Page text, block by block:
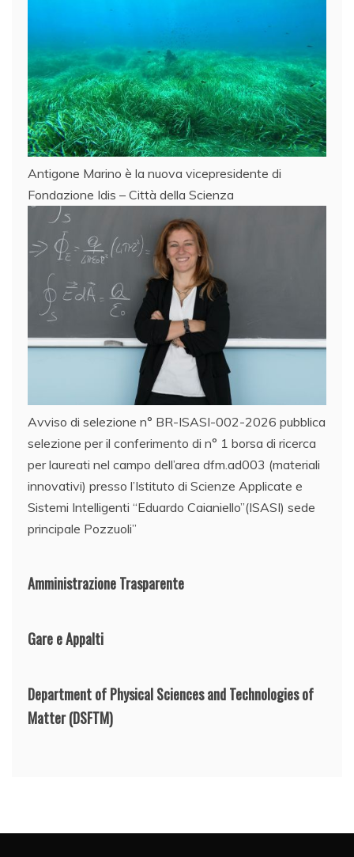
Antigone Marino è la nuova vicepresidente di
Fondazione Idis – Città della Scienza
Avviso di selezione n° BR-ISASI-002-2026 pubblica
selezione per il conferimento di n° 1 borsa di ricerca
per laureati nel campo dell’area dfm.ad003 (materiali
innovativi) presso l’Istituto di Scienze Applicate e
Sistemi Intelligenti “Eduardo Caianiello”(ISASI) sede
principale Pozzuoli”
Amministrazione Trasparente
Gare e Appalti
Department of Physical Sciences and Technologies of
Matter(DSFTM)